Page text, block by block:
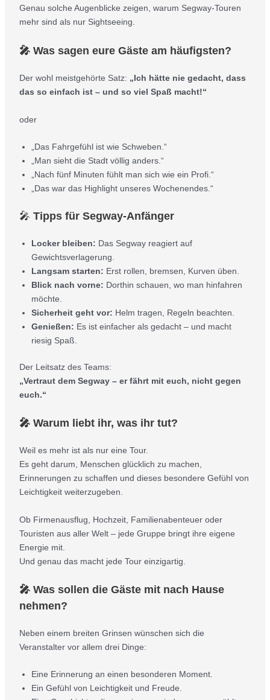
Genau solche Augenblicke zeigen, warum Segway-Touren
mehr sind als nur Sightseeing.
🎤 Was sagen eure Gäste am häufigsten?
Der wohl meistgehörte Satz: „Ich hätte nie gedacht, dass
das so einfach ist – und so viel Spaß macht!“
oder
„Das Fahrgefühl ist wie Schweben.“
„Man sieht die Stadt völlig anders.“
„Nach fünf Minuten fühlt man sich wie ein Profi.“
„Das war das Highlight unseres Wochenendes.“
🎤 Tipps für Segway-Anfänger
Locker bleiben: Das Segway reagiert auf
Gewichtsverlagerung.
Langsam starten: Erst rollen, bremsen, Kurven üben.
Blick nach vorne: Dorthin schauen, wo man hinfahren
möchte.
Sicherheit geht vor: Helm tragen, Regeln beachten.
Genießen: Es ist einfacher als gedacht – und macht
riesig Spaß.
Der Leitsatz des Teams:
„Vertraut dem Segway – er fährt mit euch, nicht gegen
euch.“
🎤 Warum liebt ihr, was ihr tut?
Weil es mehr ist als nur eine Tour.
Es geht darum, Menschen glücklich zu machen,
Erinnerungen zu schaffen und dieses besondere Gefühl von
Leichtigkeit weiterzugeben.
Ob Firmenausflug, Hochzeit, Familienabenteuer oder
Touristen aus aller Welt – jede Gruppe bringt ihre eigene
Energie mit.
Und genau das macht jede Tour einzigartig.
🎤 Was sollen die Gäste mit nach Hause
nehmen?
Neben einem breiten Grinsen wünschen sich die
Veranstalter vor allem drei Dinge:
Eine Erinnerung an einen besonderen Moment.
Ein Gefühl von Leichtigkeit und Freude.